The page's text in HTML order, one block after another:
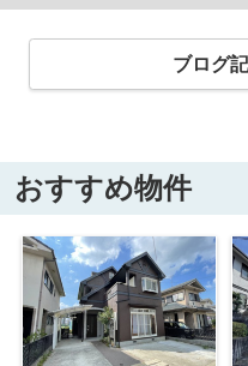
ブログ
おすすめ物件